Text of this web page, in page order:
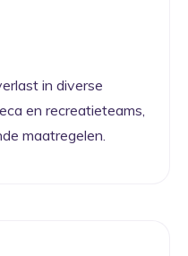
in diverse
en recreatieteams,
maatregelen.